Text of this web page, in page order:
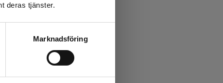
deras tjänster.
Marknadsföring